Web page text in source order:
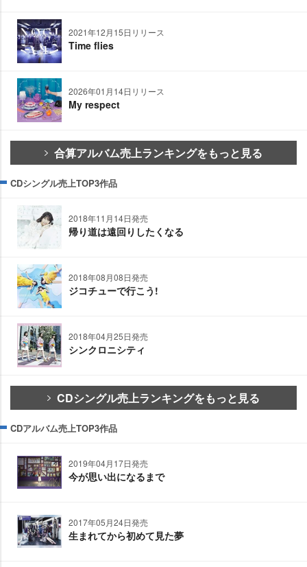
2021年12月15日リリース
Time flies
2026年01月14日リリース
My respect
合算アルバム売上ランキングをもっと見る
CDシングル売上TOP3作品
2018年11月14日発売
帰り道は遠回りしたくなる
2018年08月08日発売
ジコチューで行こう!
2018年04月25日発売
シンクロニシティ
CDシングル売上ランキングをもっと見る
CDアルバム売上TOP3作品
2019年04月17日発売
今が思い出になるまで
2017年05月24日発売
生まれてから初めて見た夢